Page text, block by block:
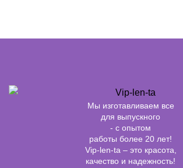
Мы изготавливаем все
для выпускного
- с опытом
работы более 20 лет!
Vip-len-ta – это красота,
качество и надежность!